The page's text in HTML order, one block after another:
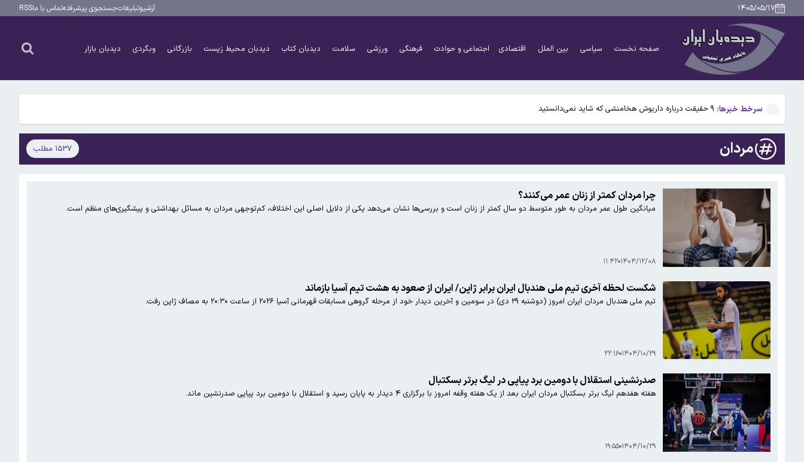
۱۴۰۵/۰۵/۱۷ آرشیوتبلیغاتجستجوی پیشرفتهتماس با ماRSS
صفحه نخست سیاسی بین الملل اقتصادی اجتماعی و حوادث فرهنگی ورزشی سلامت دیدبان کتاب دیدبان محیط زیست بازرگانی وبگردی دیدبان بازار
سرخط خبرها:
سوختی فراموش‌شده در مسیر تکامل مغز؛ آیا میوه و عسل به بزرگ‌تر شدن مغز انسان کمک کردند؟
آمریکا ۵ فرد و ۱۳ شرکت و صرافی را تحریم کرد+اسامی
آمریکا آبان تتر را تحریم کرد؛ یک صرافی ایرانی دیگر در فهرست تحریم‌های رمزارزی ایالات متحده قرار گرفت
۹ حقیقت درباره داریوش هخامنشی که شاید نمی‌دانستید
بیفوما در پرسپولیس ماندنی شد
آمریکا ۵ فرد و ۱۳ شرکت و صرافی را تحریم کرد+اسامی
آمریکا آبان تتر را تحریم کرد؛ یک صرافی ایرانی دیگر در فهرست تحریم‌های رمزارزی ایالات متحده قرار گرفت
مردان ۱۵۳۷ مطلب
چرا مردان کمتر از زنان عمر می‌کنند؟
میانگین طول عمر مردان به طور متوسط دو سال کمتر از زنان است و بررسی‌ها نشان می‌دهد یکی از دلایل اصلی این اختلاف، کم‌توجهی مردان به مسائل بهداشتی و پیشگیری‌های منظم است.
۱۴۰۴/۱۲/۰۸ ۱۱:۴۲
شکست لحظه آخری تیم ملی هندبال ایران برابر ژاپن/ ایران از صعود به هشت تیم آسیا بازماند
تیم ملی هندبال مردان ایران امروز (دوشنبه ۲۹ دی) در سومین و آخرین دیدار خود از مرحله گروهی مسابقات قهرمانی آسیا ۲۰۲۶ از ساعت ۲۰:۳۰ به مصاف ژاپن رفت.
۱۴۰۴/۱۰/۲۹ ۲۲:۱۶
صدرنشینی استقلال با دومین برد پیاپی در لیگ برتر بسکتبال
هفته هفدهم لیگ برتر بسکتبال مردان ایران بعد از یک هفته وقفه امروز با برگزاری ۴ دیدار به پایان رسید و استقلال با دومین برد پیاپی صدرنشین ماند.
۱۴۰۴/۱۰/۲۹ ۱۹:۵۵